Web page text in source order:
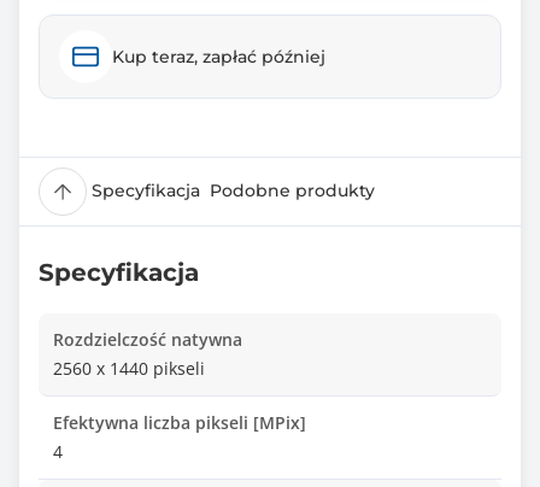
Kup teraz, zapłać później
Specyfikacja Podobne produkty
Specyfikacja
Rozdzielczość natywna
2560 x 1440 pikseli
Efektywna liczba pikseli [MPix]
4